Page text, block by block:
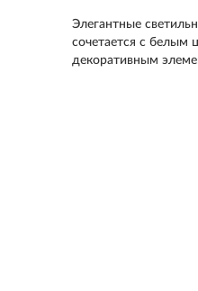
Элегантные
сочетается с белым
декоративным